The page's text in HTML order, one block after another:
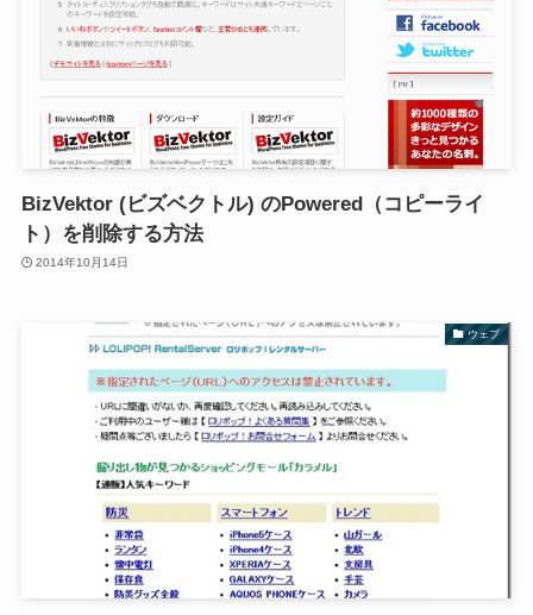
BizVektor (ビズベクトル) のPowered（コピーライ
ト）を削除する方法
2014年10月14日
ウェブ